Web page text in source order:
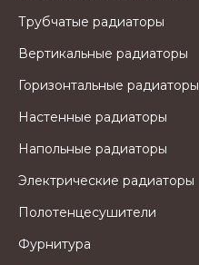
Трубчатые радиаторы
Вертикальные радиаторы
Горизонтальные радиаторы
Настенные радиаторы
Напольные радиаторы
Электрические радиаторы
Полотенцесушители
Фурнитура